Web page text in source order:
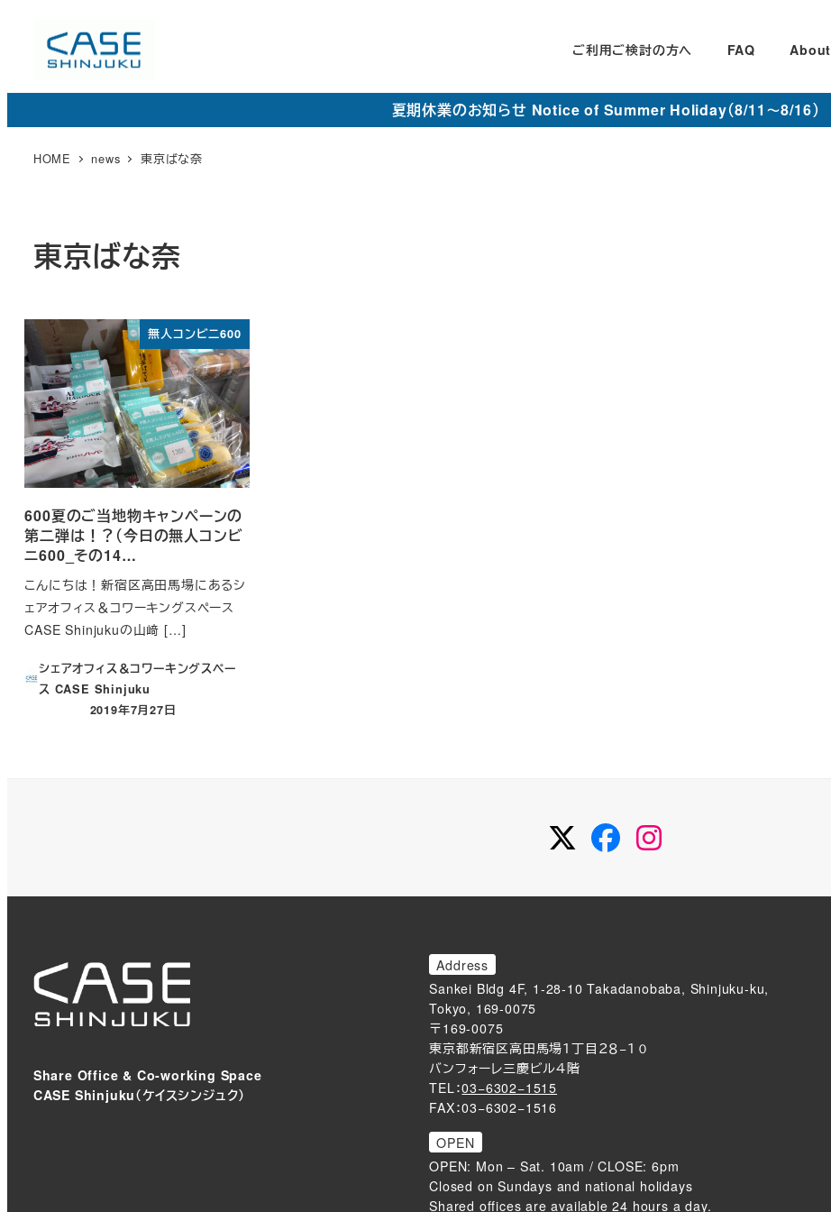
コ
ご利用ご検討の方へ FAQ About
夏期休業のお知らせ Notice of Summer Holiday（8/11～8/16）
HOME news 東京ばな奈
東京ばな奈
無人コンビニ600
600夏のご当地物キャンペーンの
第二弾は！？（今日の無人コンビ
ニ600_その14…
こんにちは！新宿区高田馬場にあるシ
ェアオフィス＆コワーキングスペース
CASE Shinjukuの山﨑 […]
シェアオフィス＆コワーキングスペー
ス CASE Shinjuku
投稿日
2019年7月27日
TwitterFacebook
Share Office & Co-working Space
CASE Shinjuku（ケイスシンジュク）
Address
Sankei Bldg 4F, 1-28-10 Takadanobaba, Shinjuku-ku,
Tokyo, 169-0075
〒169-0075
東京都新宿区高田馬場１丁目２８−１０
バンフォーレ三慶ビル４階
TEL：03−6302−1515
FAX：03−6302−1516
OPEN
OPEN: Mon – Sat. 10am / CLOSE: 6pm
Closed on Sundays and national holidays
Shared offices are available 24 hours a day.